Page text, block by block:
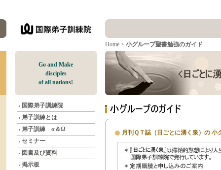
Home > 小グループ聖書勉強のガイド
Go and Make
disciples
of all nations!
国際弟子訓練院
弟子訓練とは
弟子訓練 α＆Ω
セミナー
図書及び資料
掲示板
月刊ＱＴ誌（日ごとに湧く泉）の